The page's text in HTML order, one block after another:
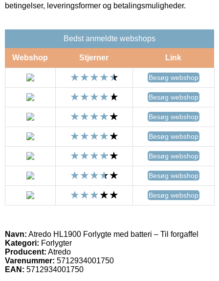
betingelser, leveringsformer og betalingsmuligheder.
Bedst anmeldte webshops
Webshop Stjerner Link
Besøg webshop
Besøg webshop
Besøg webshop
Besøg webshop
Besøg webshop
Besøg webshop
Besøg webshop
Navn: Atredo HL1900 Forlygte med batteri – Til forgaffel
Kategori: Forlygter
Producent: Atredo
Varenummer: 5712934001750
EAN: 5712934001750